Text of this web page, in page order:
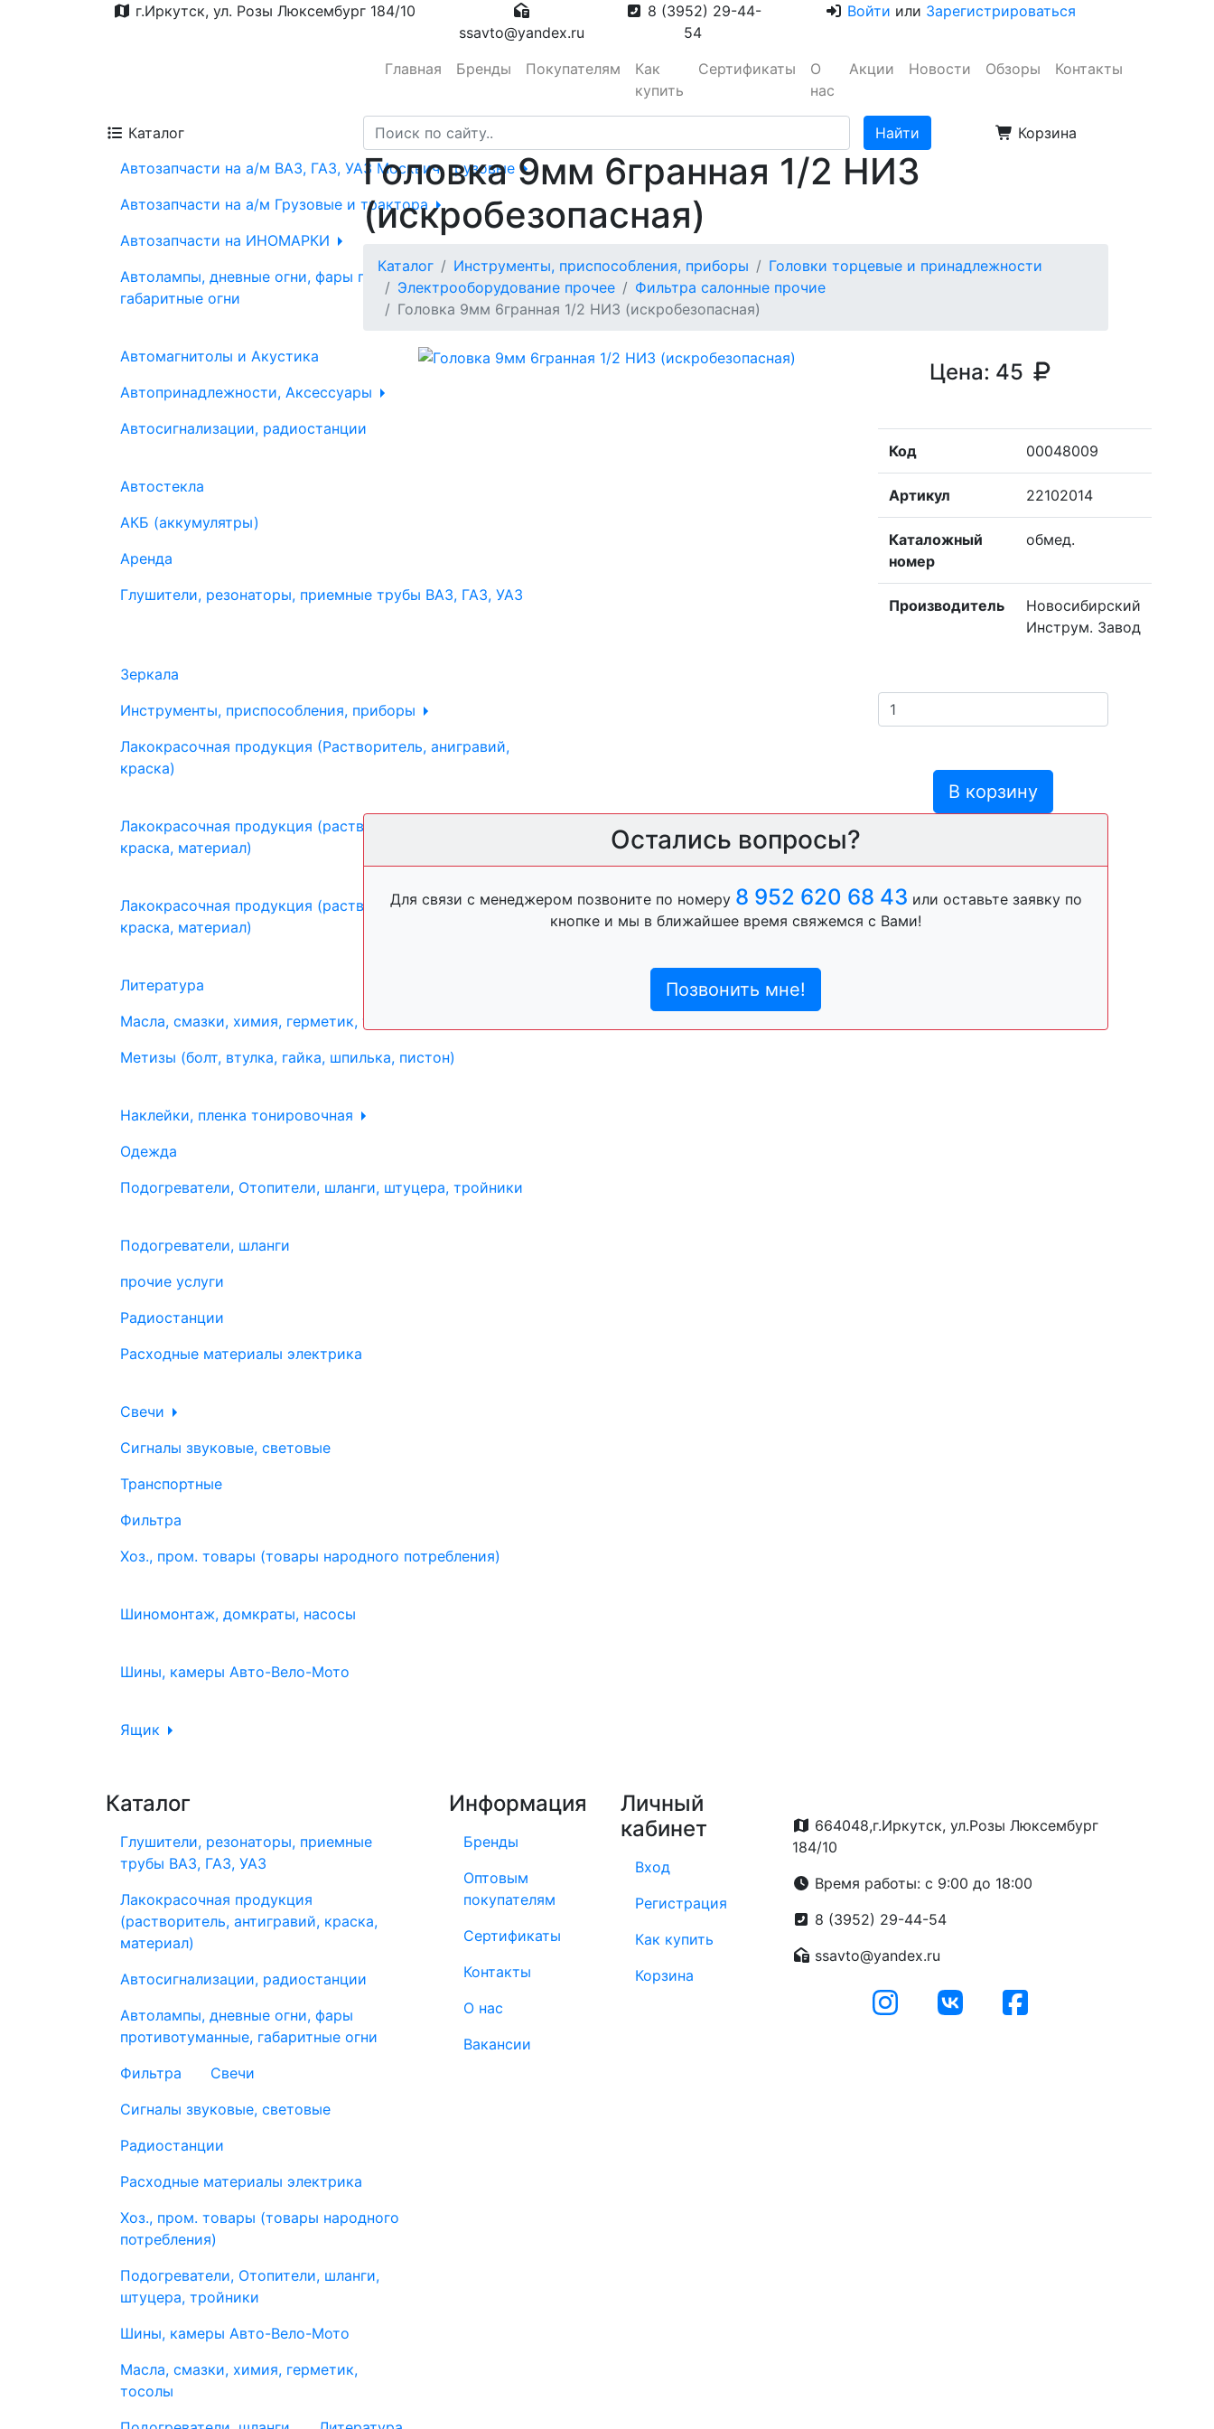
г.Иркутск, ул. Розы Люксембург 184/10
ssavto@yandex.ru
8 (3952) 29-44-
54
Войти или Зарегистрироваться
Главная Бренды Покупателям
Как
купить
Сертификаты
О
нас
Акции Новости Обзоры Контакты
Каталог
Корзина
Автозапчасти на а/м ВАЗ, ГАЗ, УАЗ Москвич, грузовые
Автозапчасти на а/м Грузовые и трактора
Автозапчасти на ИНОМАРКИ
Автолампы, дневные огни, фары противотуманные,
габаритные огни
Автомагнитолы и Акустика
Автопринадлежности, Аксессуары
Автосигнализации, радиостанции
Автостекла
АКБ (аккумулятры)
Аренда
Глушители, резонаторы, приемные трубы ВАЗ, ГАЗ, УАЗ
Зеркала
Инструменты, приспособления, приборы
Лакокрасочная продукция (Растворитель, анигравий,
краска)
Лакокрасочная продукция (растворитель, анигравий,
краска, материал)
Лакокрасочная продукция (растворитель, антигравий,
краска, материал)
Литература
Масла, смазки, химия, герметик, тосолы
Метизы (болт, втулка, гайка, шпилька, пистон)
Наклейки, пленка тонировочная
Одежда
Подогреватели, Отопители, шланги, штуцера, тройники
Подогреватели, шланги
прочие услуги
Радиостанции
Расходные материалы электрика
Свечи
Сигналы звуковые, световые
Транспортные
Фильтра
Хоз., пром. товары (товары народного потребления)
Шиномонтаж, домкраты, насосы
Шины, камеры Авто-Вело-Мото
Ящик
Головка 9мм 6гранная 1/2 НИЗ
(искробезопасная)
Каталог Инструменты, приспособления, приборы
Головки торцевые и принадлежности
Электрооборудование прочее
Фильтра салонные прочие
Головка 9мм 6гранная 1/2 НИЗ (искробезопасная)
Цена: 45
Код 00048009
Артикул 22102014
Каталожный
номер
обмед.
Производитель
Новосибирский
Инструм. Завод
В корзину
Остались вопросы?
Для связи с менеджером позвоните по номеру 8 952 620 68 43 или оставьте заявку по
кнопке и мы в ближайшее время свяжемся с Вами!
Позвонить мне!
Каталог
Глушители, резонаторы, приемные
трубы ВАЗ, ГАЗ, УАЗ
Лакокрасочная продукция
(растворитель, антигравий, краска,
материал)
Автосигнализации, радиостанции
Автолампы, дневные огни, фары
противотуманные, габаритные огни
Фильтра
Свечи
Сигналы звуковые, световые
Радиостанции
Расходные материалы электрика
Хоз., пром. товары (товары народного
потребления)
Подогреватели, Отопители, шланги,
штуцера, тройники
Шины, камеры Авто-Вело-Мото
Масла, смазки, химия, герметик,
тосолы
Информация
Бренды
Оптовым
покупателям
Сертификаты
Контакты
О нас
Вакансии
Личный
кабинет
Вход
Регистрация
Как купить
Корзина
664048,г.Иркутск, ул.Розы Люксембург
184/10
Время работы: с 9:00 до 18:00
8 (3952) 29-44-54
ssavto@yandex.ru